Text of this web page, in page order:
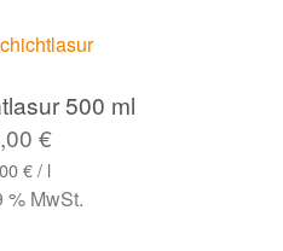
500 ml
€
€/ l
% MwSt.